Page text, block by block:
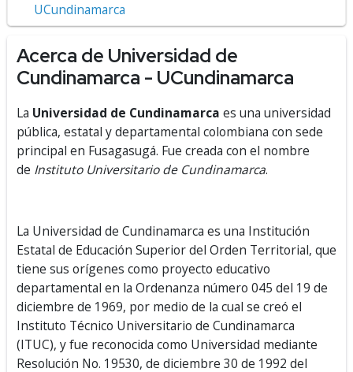
UCundinamarca
Acerca de Universidad de
Cundinamarca - UCundinamarca
La Universidad de Cundinamarca es una universidad
pública, estatal y departamental colombiana con sede
principal en Fusagasugá. Fue creada con el nombre
de Instituto Universitario de Cundinamarca.
La Universidad de Cundinamarca es una Institución
Estatal de Educación Superior del Orden Territorial, que
tiene sus orígenes como proyecto educativo
departamental en la Ordenanza número 045 del 19 de
diciembre de 1969, por medio de la cual se creó el
Instituto Técnico Universitario de Cundinamarca
(ITUC), y fue reconocida como Universidad mediante
Resolución No. 19530, de diciembre 30 de 1992 del